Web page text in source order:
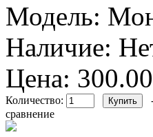
Модель:
Наличие:
Цена:
Количество:
сравнение